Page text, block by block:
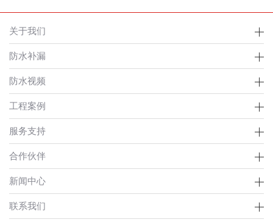
关于我们
防水补漏
防水视频
工程案例
服务支持
合作伙伴
新闻中心
联系我们